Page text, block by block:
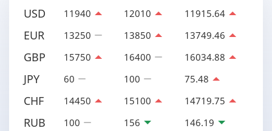
USD 11940 12010 11915.64
EUR 13250 13850 13749.46
GBP 15750 16400 16034.88
JPY 60 100 75.48
CHF 14450 15100 14719.75
RUB 100 156 146.19